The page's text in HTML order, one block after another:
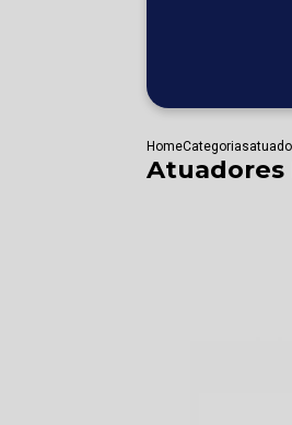
HomeCategorias
Atuadores